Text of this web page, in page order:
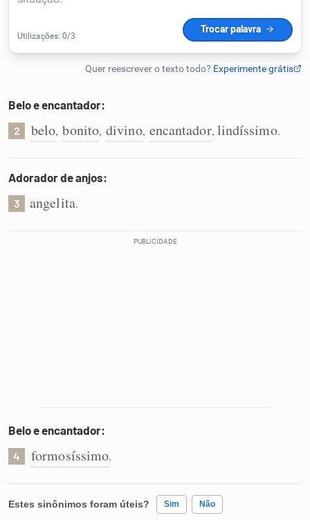
Humanizador de IA
Cata-letras
Conexões
Caça-palavras
Belo e encantador:
2 belo, bonito, divino, encantador, lindíssimo.
Adorador de anjos:
3 angelita.
Belo e encantador:
4 formosíssimo.
Estes sinônimos foram úteis? Sim Não